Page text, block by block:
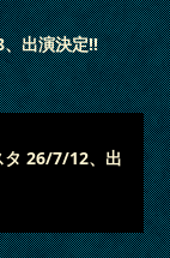
、出演決定‼
タ 26/7/12、出